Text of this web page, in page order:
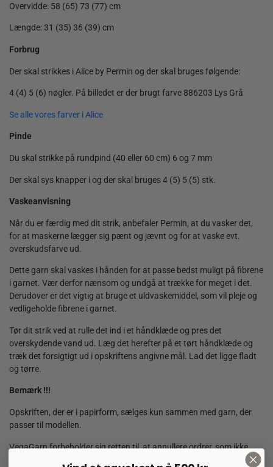
Overvidde: 58 (65) 73 (77) cm
Længde: 31 (35) 36 (39) cm
Forbrug
Der skal strikkes i Alice by Permin og der skal bruges følgende:
4 (4) 5 (6) nøgler. På billedet er der brugt farve 886203 Lys Grå
Se alle vores farver i Alice
Pinde
Du skal strikke på rundpind (40 eller 60 cm) 6 og 7 mm
Der skal sys knapper i og der skal bruges 4 (5) 5 (5) stk.
Vaskeanvisning
Når du er færdig med dit strik, anbefaler Permin, at du vasker det,
for at maskerne lægger sig pænt og jævnt og for at vaske evt.
overskudsfarve ud.
Dette garn skal vaskes i hånden for at passe bedst muligt på fibrene
i garnet. Vær derfor nænsom og undgå at trække for meget i det.
Derudover er det vigtig at bruge et uldvaskemiddel, som vil pleje og
vedligeholde fibrene i garnet.
Tør dit strik ved at rulle det ind i et håndklæde og pres det
overskydende vand ud. Læg det herefter på et tørt håndklæde og
træk det forsigtigt ud i opskriftens angivne mål. Lad det ligge fladt
og tørre.
Bemærk !!!
Opskriften, der er i papirform, sælges kun sammen med garn, der
passer til modellen.
VegaGarn forbeholder sig retten til, at annullere ordrer, som ikke